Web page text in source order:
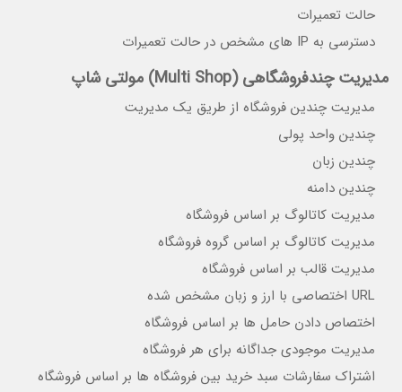
حالت تعمیرات
دسترسی به IP های مشخص در حالت تعمیرات
مدیریت چندفروشگاهی (Multi Shop) مولتی شاپ
مدیریت چندین فروشگاه از طریق یک مدیریت
چندین واحد پولی
چندین زبان
چندین دامنه
مدیریت کاتالوگ بر اساس فروشگاه
مدیریت کاتالوگ بر اساس گروه فروشگاه
مدیریت قالب بر اساس فروشگاه
URL اختصاصی با ارز و زبان مشخص شده
اختصاص دادن حامل ها بر اساس فروشگاه
مدیریت موجودی جداگانه برای هر فروشگاه
اشتراک سفارشات سبد خرید بین فروشگاه ها بر اساس فروشگاه